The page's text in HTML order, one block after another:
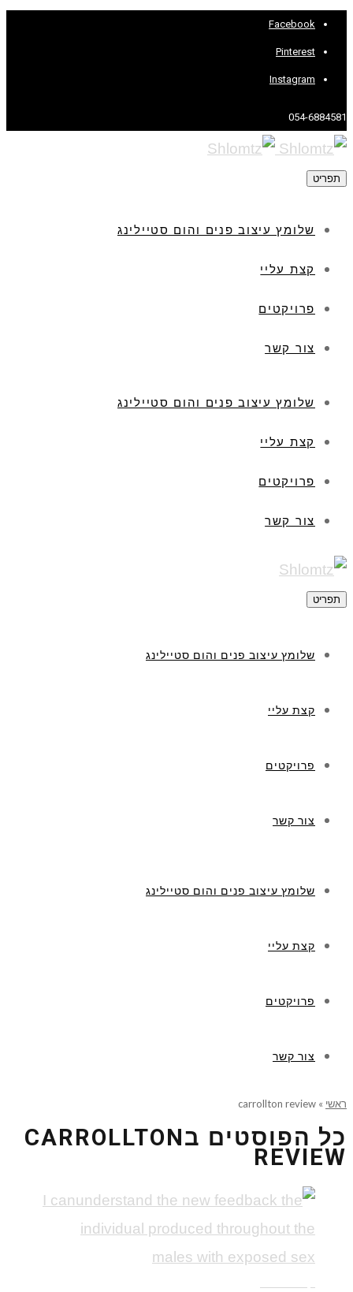
Facebook
Pinterest
Instagram
054-6884581
תפריט
שלומץ עיצוב פנים והום סטיילינג
קצת עליי
פרויקטים
צור קשר
שלומץ עיצוב פנים והום סטיילינג
קצת עליי
פרויקטים
צור קשר
תפריט
שלומץ עיצוב פנים והום סטיילינג
קצת עליי
פרויקטים
צור קשר
שלומץ עיצוב פנים והום סטיילינג
קצת עליי
פרויקטים
צור קשר
ראשי »
carrollton review
כל הפוסטים בCARROLLTON
REVIEW